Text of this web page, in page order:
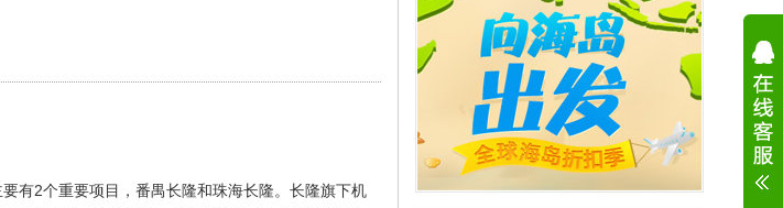
有2个重要项目，番禺长隆和珠海长隆。长隆旗下机